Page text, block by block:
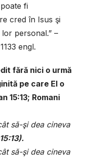
fi
cred în Isus şi
personal.” –
engl.
fără nici o urmă
pe care El o
15:13; Romani
să-şi dea cineva
să-şi dea cineva